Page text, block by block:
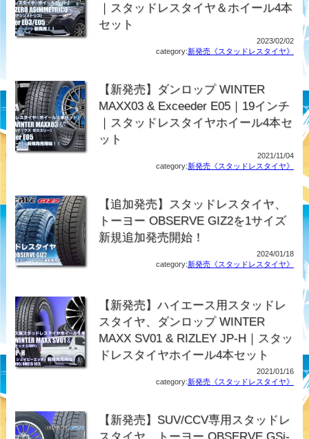
｜スタッドレスタイヤ＆ホイール4本
セット
2023/02/02
category:新発売《スタッドレスタイヤ》
【新発売】ダンロップ WINTER
MAXX03 & Exceeder E05｜19インチ
｜スタッドレスタイヤホイール4本セ
ット
2021/11/04
category:新発売《スタッドレスタイヤ》
【追加発売】スタッドレスタイヤ、
トーヨー OBSERVE GIZ2を1サイズ
新規追加発売開始！
2024/01/18
category:新発売《スタッドレスタイヤ》
【新発売】ハイエース用スタッドレ
スタイヤ、ダンロップ WINTER
MAXX SV01 & RIZLEY JP-H｜スタッ
ドレスタイヤホイール4本セット
2021/01/16
category:新発売《スタッドレスタイヤ》
【新発売】SUV/CCV専用スタッドレ
スタイヤ、トーヨー OBSERVE GSi-